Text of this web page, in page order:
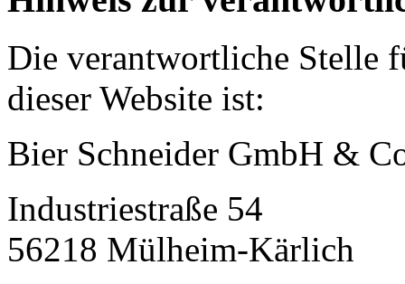
Die verantwortliche Stelle
dieser Website ist:
Bier Schneider GmbH &
Industriestraße 54
56218 Mülheim-Kärlich